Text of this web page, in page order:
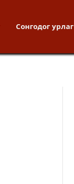
Сонгодог урлаг